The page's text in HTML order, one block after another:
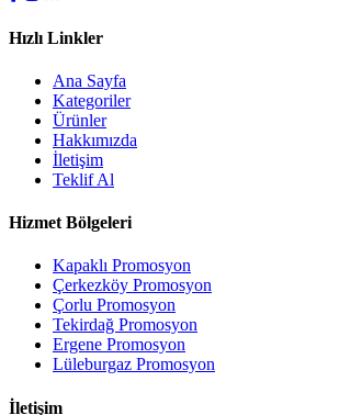
Hızlı Linkler
Ana Sayfa
Kategoriler
Ürünler
Hakkımızda
İletişim
Teklif Al
Hizmet Bölgeleri
Kapaklı Promosyon
Çerkezköy Promosyon
Çorlu Promosyon
Tekirdağ Promosyon
Ergene Promosyon
Lüleburgaz Promosyon
İletişim